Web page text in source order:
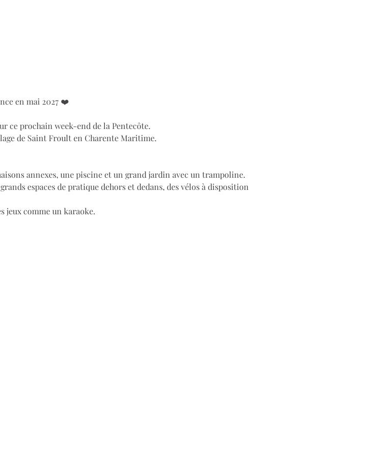
en mai 2027 ❤️
ce prochain week-end de la Pentecôte.
de Saint Froult en Charente Maritime.
annexes, une piscine et un grand jardin avec un trampoline.
espaces de pratique dehors et dedans, des vélos à disposition
jeux comme un karaoke.